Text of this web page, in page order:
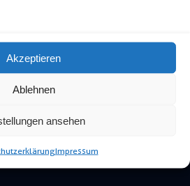
Akzeptieren
Ablehnen
ansehen
Impressum